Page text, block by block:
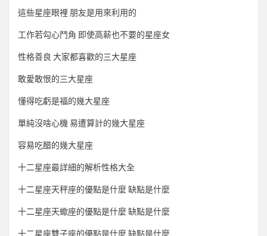
這些星座眼裡 朋友是用來利用的
工作若勾心鬥角 即使高薪也不要的星座女
性格善良 大家都喜歡的三大星座
敢愛敢恨的三大星座
懂得吃虧是福的幾大星座
單純沒啥心機 易遭算計的幾大星座
容易吃醋的幾大星座
十二星座最詳細的解析性格大全
十二星座天秤座的優點是什麼 缺點是什麼
十二星座天蠍座的優點是什麼 缺點是什麼